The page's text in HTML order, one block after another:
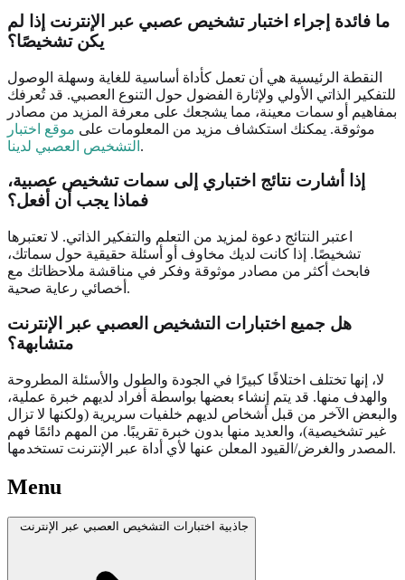
ما فائدة إجراء اختبار تشخيص عصبي عبر الإنترنت إذا لم
يكن تشخيصًا؟
النقطة الرئيسية هي أن تعمل كأداة أساسية للغاية وسهلة الوصول
للتفكير الذاتي الأولي ولإثارة الفضول حول التنوع العصبي. قد تُعرفك
بمفاهيم أو سمات معينة، مما يشجعك على معرفة المزيد من مصادر
موثوقة. يمكنك استكشاف مزيد من المعلومات على موقع اختبار
التشخيص العصبي لدينا .
إذا أشارت نتائج اختباري إلى سمات تشخيص عصبية،
فماذا يجب أن أفعل؟
اعتبر النتائج دعوة لمزيد من التعلم والتفكير الذاتي. لا تعتبرها
تشخيصًا. إذا كانت لديك مخاوف أو أسئلة حقيقية حول سماتك،
فابحث أكثر من مصادر موثوقة وفكر في مناقشة ملاحظاتك مع
أخصائي رعاية صحية.
هل جميع اختبارات التشخيص العصبي عبر الإنترنت
متشابهة؟
لا، إنها تختلف اختلافًا كبيرًا في الجودة والطول والأسئلة المطروحة
والهدف منها. قد يتم إنشاء بعضها بواسطة أفراد لديهم خبرة عملية،
والبعض الآخر من قبل أشخاص لديهم خلفيات سريرية (ولكنها لا تزال
غير تشخيصية)، والعديد منها بدون خبرة تقريبًا. من المهم دائمًا فهم
المصدر والغرض/القيود المعلن عنها لأي أداة عبر الإنترنت تستخدمها.
Menu
جاذبية اختبارات التشخيص العصبي عبر الإنترنت